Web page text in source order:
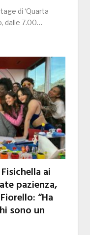
di ‘Quarta
dalle 7.00…
ai
pazienza,
“Ha
sono un